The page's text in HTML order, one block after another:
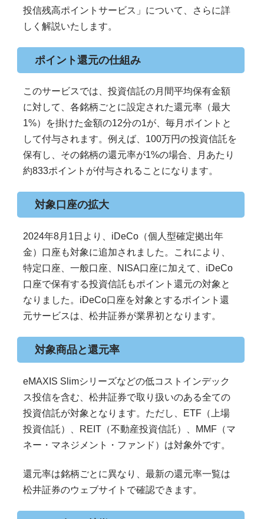
投信残高ポイントサービス」について、さらに詳
しく解説いたします。
ポイント還元の仕組み
このサービスでは、投資信託の月間平均保有金額
に対して、各銘柄ごとに設定された還元率（最大
1%）を掛けた金額の12分の1が、毎月ポイントと
して付与されます。例えば、100万円の投資信託を
保有し、その銘柄の還元率が1%の場合、月あたり
約833ポイントが付与されることになります。
対象口座の拡大
2024年8月1日より、iDeCo（個人型確定拠出年
金）口座も対象に追加されました。これにより、
特定口座、一般口座、NISA口座に加えて、iDeCo
口座で保有する投資信託もポイント還元の対象と
なりました。iDeCo口座を対象とするポイント還
元サービスは、松井証券が業界初となります。
対象商品と還元率
eMAXIS Slimシリーズなどの低コストインデック
ス投信を含む、松井証券で取り扱いのある全ての
投資信託が対象となります。ただし、ETF（上場
投資信託）、REIT（不動産投資信託）、MMF（マ
ネー・マネジメント・ファンド）は対象外です。
還元率は銘柄ごとに異なり、最新の還元率一覧は
松井証券のウェブサイトで確認できます。